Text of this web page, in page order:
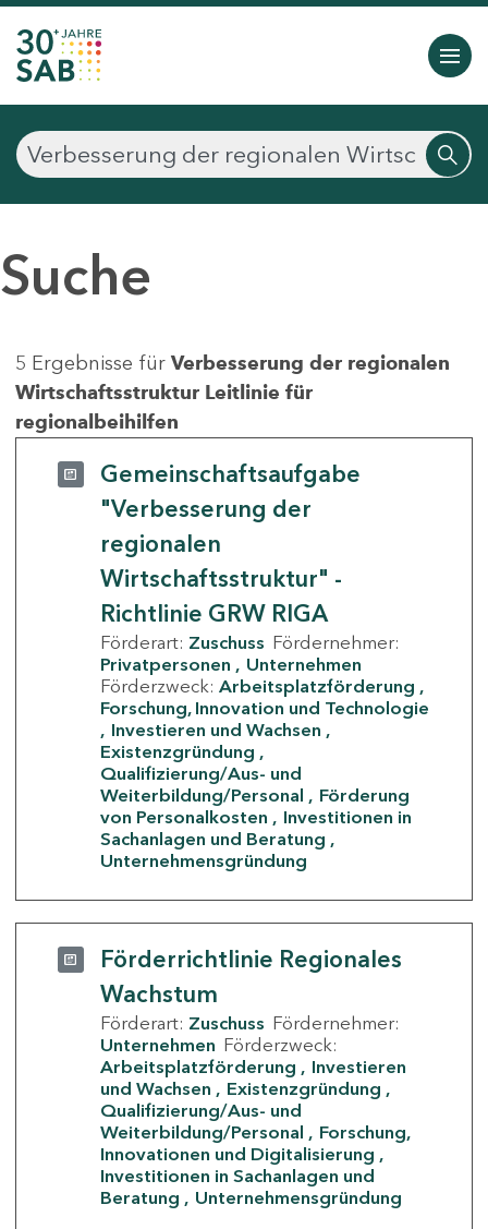
Suche
5 Ergebnisse für Verbesserung der regionalen
Wirtschaftsstruktur Leitlinie für
regionalbeihilfen
Gemeinschaftsaufgabe
"Verbesserung der
regionalen
Wirtschaftsstruktur" -
Richtlinie GRW RIGA
Förderart: Zuschuss Fördernehmer:
Privatpersonen
Unternehmen
Förderzweck: Arbeitsplatzförderung
Forschung, Innovation und Technologie
Investieren und Wachsen
Existenzgründung
Qualifizierung/Aus- und
Weiterbildung/Personal
Förderung
von Personalkosten
Investitionen in
Sachanlagen und Beratung
Unternehmensgründung
Förderrichtlinie Regionales
Wachstum
Förderart: Zuschuss Fördernehmer:
Unternehmen Förderzweck:
Arbeitsplatzförderung
Investieren
und Wachsen
Existenzgründung
Qualifizierung/Aus- und
Weiterbildung/Personal
Forschung,
Innovationen und Digitalisierung
Investitionen in Sachanlagen und
Beratung
Unternehmensgründung